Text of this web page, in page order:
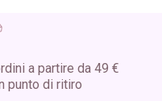
a partire da 49 €
punto di ritiro